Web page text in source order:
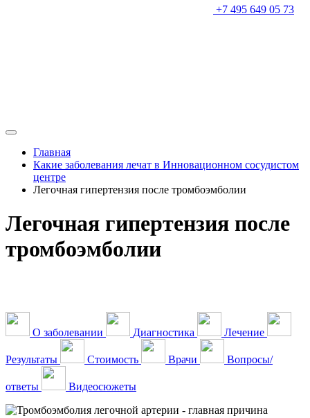
+7 495 649 05 73
Главная
Какие заболевания лечат в Инновационном сосудистом
центре
Легочная гипертензия после тромбоэмболии
Легочная гипертензия после
тромбоэмболии
О заболевании Диагностика Лечение
Результаты Стоимость Врачи Вопросы/
ответы Видеосюжеты